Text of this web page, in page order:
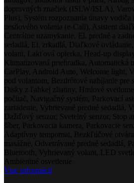
dopravných značiek (ISLW/ISLA),
Plus), Systém rozpoznania únavy
tiesňového volania (e-Call), Asistent
Centrálne uzamykanie, El. predné a
sedadlá, El. zrkadlá, Diaľkové
volant, Lakťová opierka, Head-up
Klimatizovaná priehradka, Automatická
CarPlay, Android Auto, Welcome light,
pod volantom, Bezdrôtové nabíjanie pre
Disky z ľahkej zliatiny, Hmlové
počítač, Navigačný systém, Parkovací
zariadenie, Vyhrievané predné sedadlá,
Dažďový senzor, Svetelný senzor, Stop
šíber, Parkovacia kamera, Parkovacie
Adaptívny tempomat, Bezkľúčové
masážne, Odvetrávané predné sedadlá,
Bluetooth, Vyhrievaný volant, LED
Ambientné osvetlenie
Viac informácií